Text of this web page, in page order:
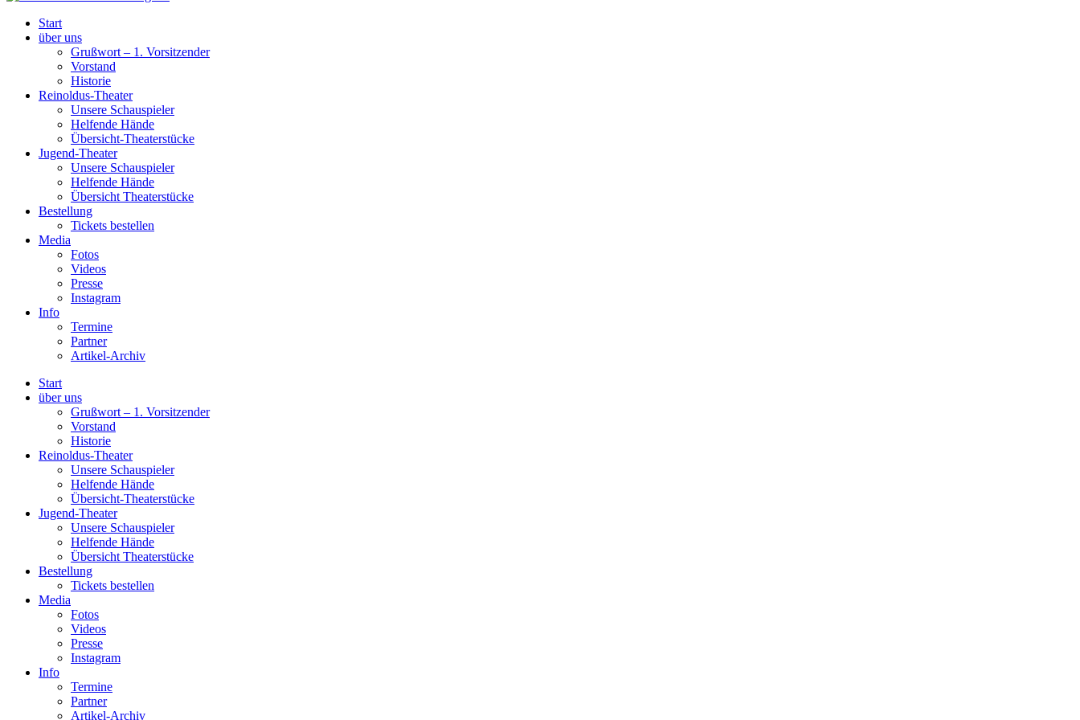
Start
über uns
Grußwort – 1. Vorsitzender
Vorstand
Historie
Reinoldus-Theater
Unsere Schauspieler
Helfende Hände
Übersicht-Theaterstücke
Jugend-Theater
Unsere Schauspieler
Helfende Hände
Übersicht Theaterstücke
Bestellung
Tickets bestellen
Media
Fotos
Videos
Presse
Instagram
Info
Termine
Partner
Artikel-Archiv
Start
über uns
Grußwort – 1. Vorsitzender
Vorstand
Historie
Reinoldus-Theater
Unsere Schauspieler
Helfende Hände
Übersicht-Theaterstücke
Jugend-Theater
Unsere Schauspieler
Helfende Hände
Übersicht Theaterstücke
Bestellung
Tickets bestellen
Media
Fotos
Videos
Presse
Instagram
Info
Termine
Partner
Artikel-Archiv